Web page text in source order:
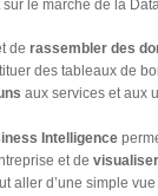
le marché de la
de rassembler des
des tableaux de
aux services et aux
Intelligence
et de
aller d’une simple